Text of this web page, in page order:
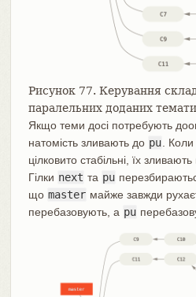
Рисунок 77. Керування
паралельних доданих
Якщо теми досі потребують
натомість зливають до pu .
цілковито стабільні, їх
Гілки next та pu
що master майже завжди
перебазовують, а pu